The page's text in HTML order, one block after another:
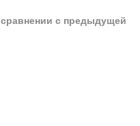
с предыдущей